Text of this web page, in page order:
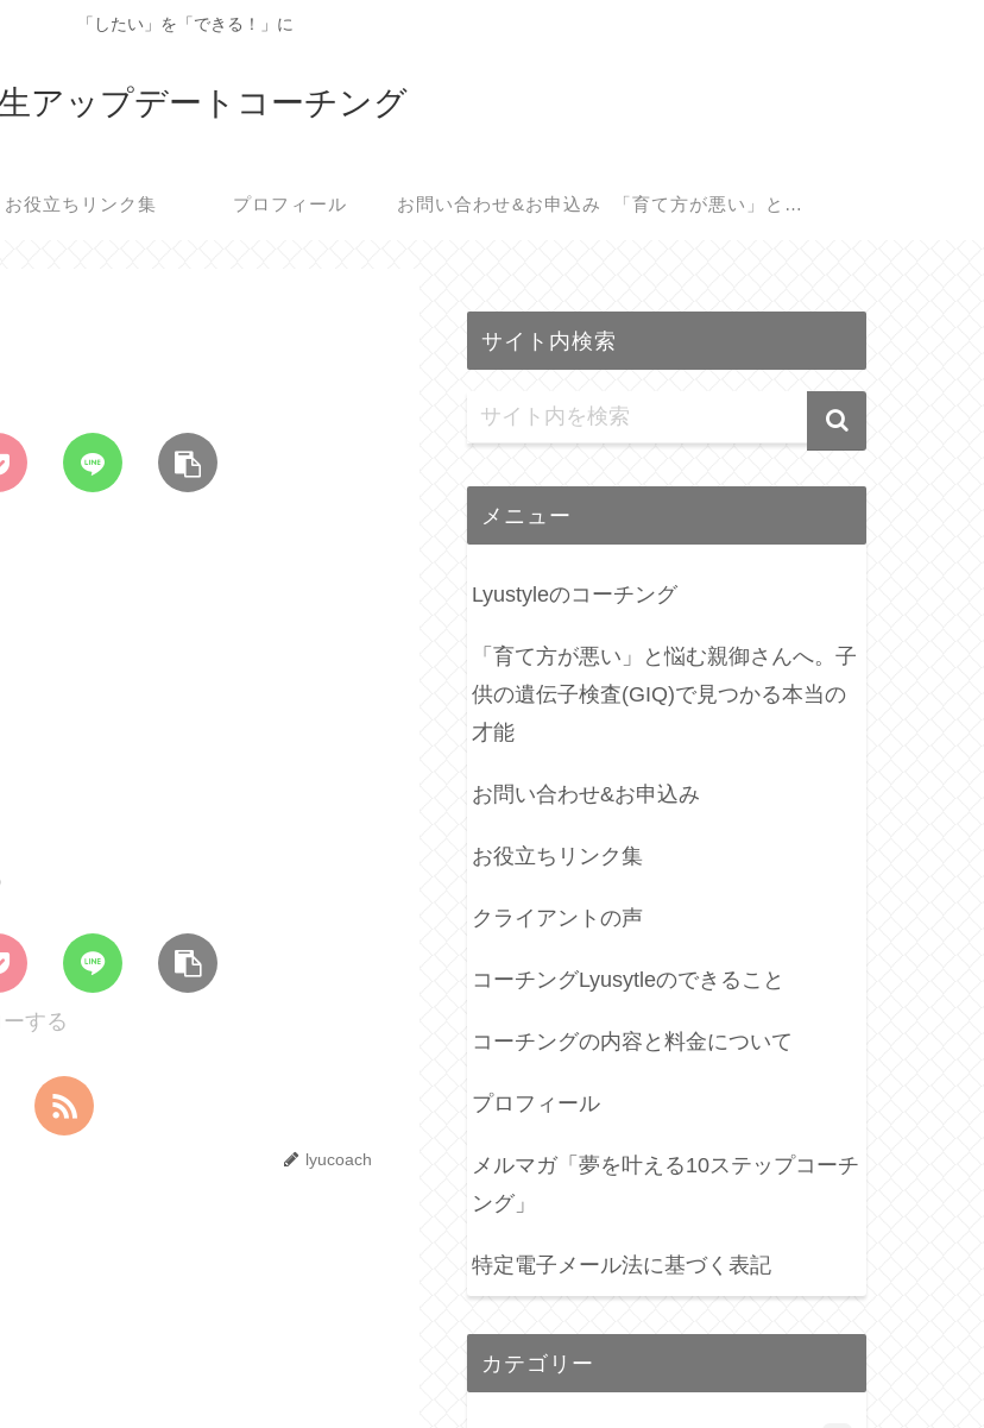
「したい」を「できる！」に
アップデートコーチング
お役立ちリンク集 プロフィール お問い合わせ&お申込み 「育て方が悪い」と悩
遺伝子検査(GIQ)で見つ
する
lyucoach
サイト内検索
メニュー
Lyustyleのコーチング
「育て方が悪い」と悩む親御さんへ。子
供の遺伝子検査(GIQ)で見つかる本当の
才能
お問い合わせ&お申込み
お役立ちリンク集
クライアントの声
コーチングLyusytleのできること
コーチングの内容と料金について
プロフィール
メルマガ「夢を叶える10ステップコーチ
ング」
特定電子メール法に基づく表記
カテゴリー